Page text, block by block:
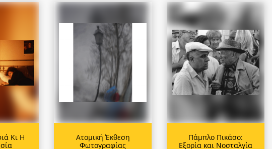
Κι Η
Ατομική Έκθεση
Φωτογραφίας
Πάμπλο Πικάσο:
Εξορία και Νοσταλγία